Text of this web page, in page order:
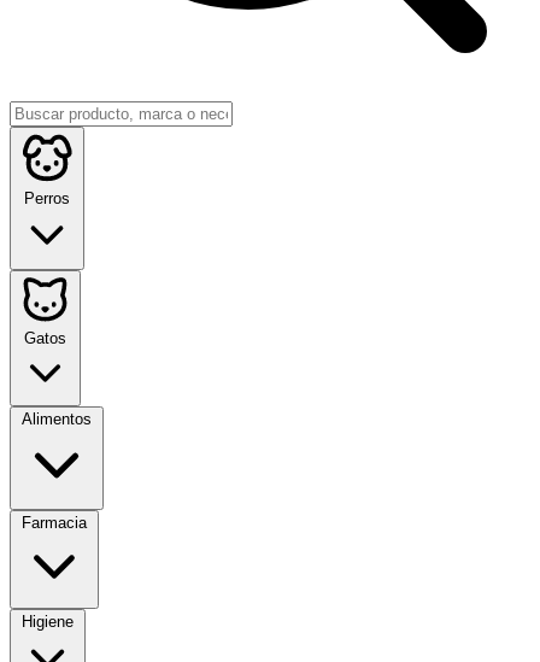
Perros
Gatos
Alimentos
Farmacia
Higiene